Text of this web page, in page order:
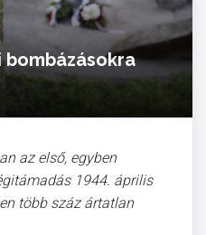
bombázásokra
az első, egyben
1944. április
több száz ártatlan